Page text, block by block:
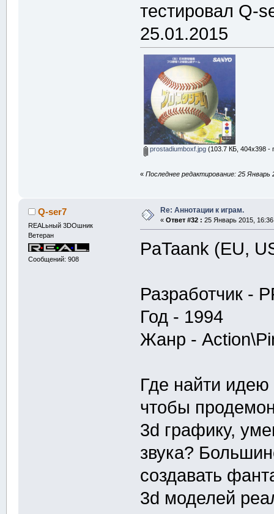
тестировал Q-
25.01.2015
prostadiumboxf.jpg(103.7 КБ, 404x398 -
«Последнее редактирование: 25 Январь
Q-ser7
REALьный 3DOшник
Ветеран
Сообщений: 908
Re: Аннотации к играм.
« Ответ #32 : 25 Январь 2015,
PaTaank (EU,
Разработчик -
Год - 1994
Жанр -
Где найти идею
чтобы
3d графику,
звука?
создавать
3d моделей